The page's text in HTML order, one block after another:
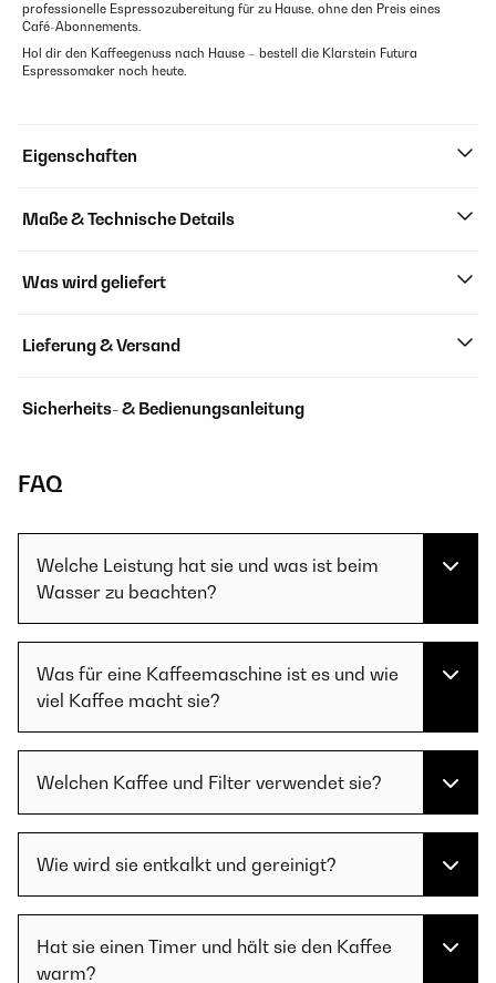
professionelle Espressozubereitung für zu Hause, ohne den Preis eines
Café-Abonnements.
Hol dir den Kaffeegenuss nach Hause – bestell die Klarstein Futura
Espressomaker noch heute.
Eigenschaften
Maße & Technische Details
Was wird geliefert
Lieferung & Versand
Sicherheits- & Bedienungsanleitung
FAQ
Welche Leistung hat sie und was ist beim
Wasser zu beachten?
Was für eine Kaffeemaschine ist es und wie
viel Kaffee macht sie?
Welchen Kaffee und Filter verwendet sie?
Wie wird sie entkalkt und gereinigt?
Hat sie einen Timer und hält sie den Kaffee
warm?